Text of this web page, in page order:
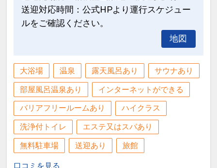
送迎対応時間：公式HPより運行スケジュー
ルをご確認ください。
地図
大浴場 温泉 露天風呂あり サウナあり
部屋風呂温泉あり インターネットができる
バリアフリールームあり ハイクラス
洗浄付トイレ エステ又はスパあり
無料駐車場 送迎あり 旅館
口コミを見る